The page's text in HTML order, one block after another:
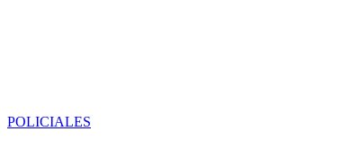
POLICIALES